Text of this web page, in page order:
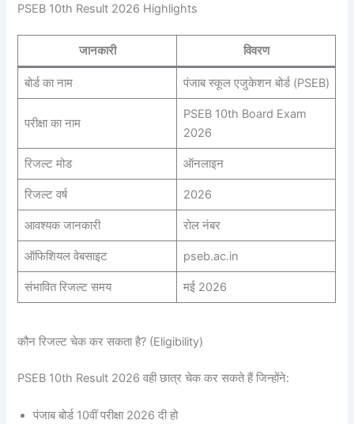
PSEB 10th Result 2026 Highlights
जानकारी विवरण
बोर्ड का नाम पंजाब स्कूल एजुकेशन बोर्ड (PSEB)
परीक्षा का नाम
PSEB 10th Board Exam
2026
रिजल्ट मोड ऑनलाइन
रिजल्ट वर्ष 2026
आवश्यक जानकारी रोल नंबर
ऑफिशियल वेबसाइट pseb.ac.in
संभावित रिजल्ट समय मई 2026
कौन रिजल्ट चेक कर सकता है? (Eligibility)
PSEB 10th Result 2026 वही छात्र चेक कर सकते हैं जिन्होंने:
पंजाब बोर्ड 10वीं परीक्षा 2026 दी हो